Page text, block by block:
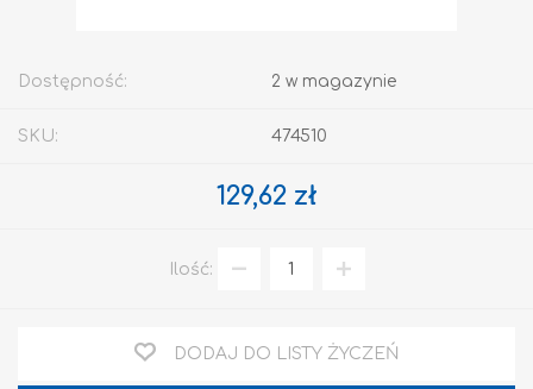
Dostępność: 2 w magazynie
SKU: 474510
129,62 zł
Ilość:
DODAJ DO LISTY ŻYCZEŃ